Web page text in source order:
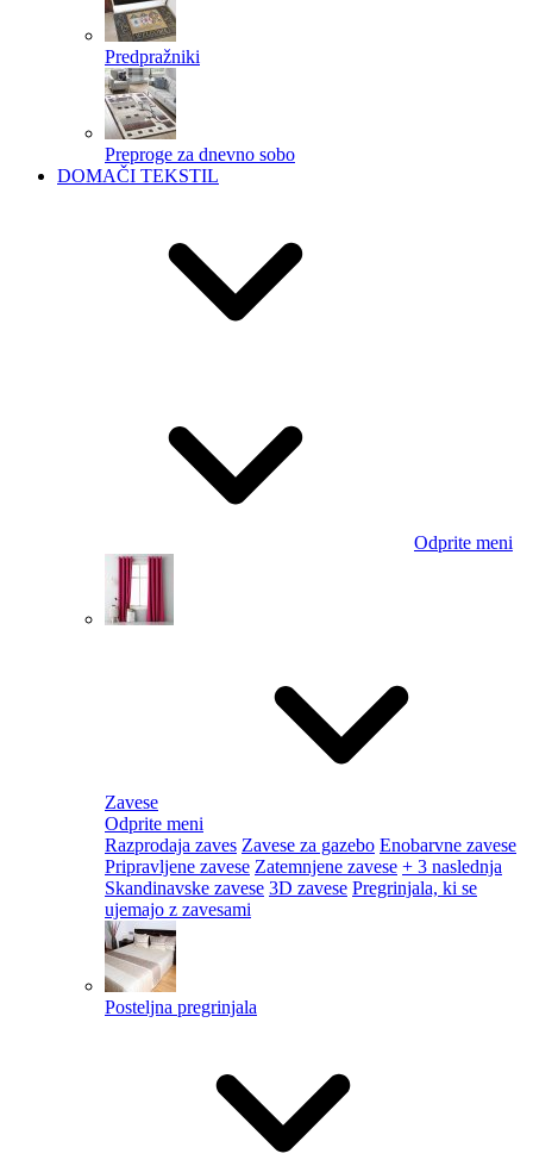
Predpražniki
Preproge za dnevno sobo
DOMAČI TEKSTIL
Odprite meni
Zavese
Odprite meni
Razprodaja zaves Zavese za gazebo Enobarvne zavese
Pripravljene zavese Zatemnjene zavese + 3 naslednja
Skandinavske zavese 3D zavese Pregrinjala, ki se
ujemajo z zavesami
Posteljna pregrinjala